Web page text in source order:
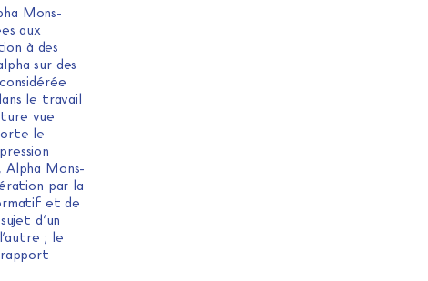
Mons-
aux
à des
sur des
le travail
vue
le
Alpha Mons-
par la
et de
d’un
; le